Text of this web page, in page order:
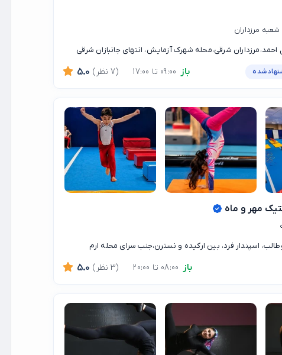
مرزداران
احمد،مرزداران شرقی،محله شهرک آزمایش، انتهای جانبازان شرقی
شده باز 5.0 (7 نظر)
مهر و ماه
اسپندار فرد، بین ارکیده و نسترن،جنب سرای محله ارم
باز 5.0 (3 نظر)